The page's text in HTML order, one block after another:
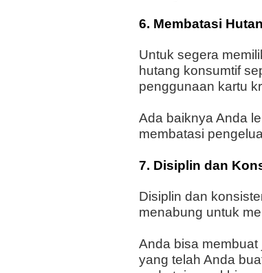
6. Membatasi
Untuk segera
hutang konsumtif
penggunaan kartu
Ada baiknya Anda
membatasi
7. Disiplin dan
Disiplin dan
menabung untuk
Anda bisa
yang telah Anda